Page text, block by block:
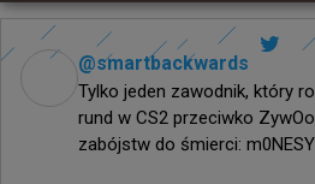
@smartbackwards
Tylko jeden zawodnik, który
rund w CS2 przeciwko
zabójstw do śmierci: m0NESY